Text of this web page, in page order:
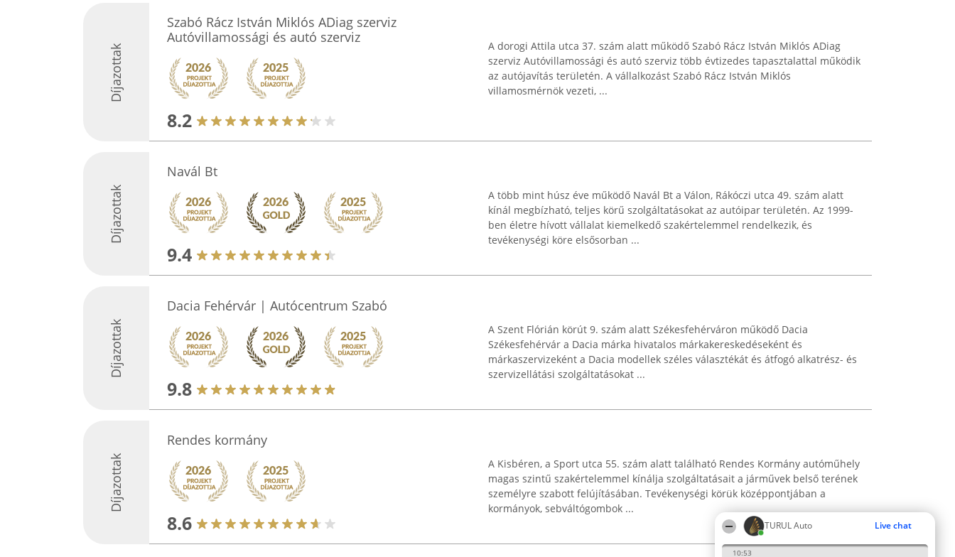
TURUL Auto Live chat
10:53
Díjazottak
Szabó Rácz István Miklós ADiag szerviz
Autóvillamossági és autó szerviz
8.2
A dorogi Attila utca 37. szám alatt működő Szabó Rácz István Miklós ADiag
szerviz Autóvillamossági és autó szerviz több évtizedes tapasztalattal működik
az autójavítás területén. A vállalkozást Szabó Rácz István Miklós
villamosmérnök vezeti, ...
Díjazottak
Navál Bt
9.4
A több mint húsz éve működő Navál Bt a Válon, Rákóczi utca 49. szám alatt
kínál megbízható, teljes körű szolgáltatásokat az autóipar területén. Az 1999-
ben életre hívott vállalat kiemelkedő szakértelemmel rendelkezik, és
tevékenységi köre elsősorban ...
Díjazottak
Dacia Fehérvár | Autócentrum Szabó
9.8
A Szent Flórián körút 9. szám alatt Székesfehérváron működő Dacia
Székesfehérvár a Dacia márka hivatalos márkakereskedéseként és
márkaszervizeként a Dacia modellek széles választékát és átfogó alkatrész- és
szervizellátási szolgáltatásokat ...
Díjazottak
Rendes kormány
8.6
A Kisbéren, a Sport utca 55. szám alatt található Rendes Kormány autóműhely
magas szintű szakértelemmel kínálja szolgáltatásait a járművek belső terének
személyre szabott felújításában. Tevékenységi körük középpontjában a
kormányok, sebváltógombok ...